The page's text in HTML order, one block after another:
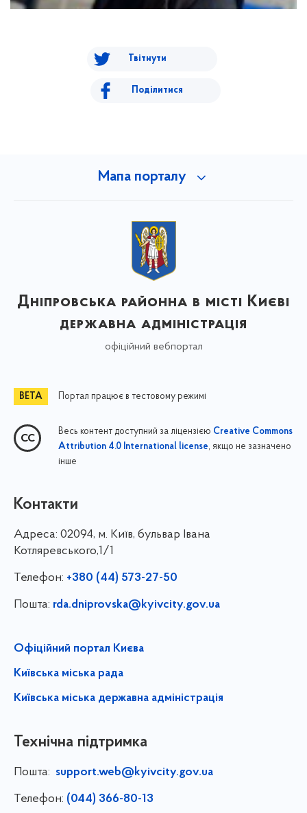
Твітнути
Поділитися
Мапа порталу
Дніпровська районна в місті Києві
державна адміністрація
офіційний вебпортал
Портал працює в тестовому режимі
Весь контент доступний за ліцензією Creative Commons
Attribution 4.0 International license, якщо не зазначено
інше
Контакти
Адреса: 02094, м. Київ, бульвар Івана
Котляревського,1/1
Телефон: +380 (44) 573-27-50
Пошта: rda.dniprovska@kyivcity.gov.ua
Офіційний портал Києва
Київська міська рада
Київська міська державна адміністрація
Технічна підтримка
Пошта: support.web@kyivcity.gov.ua
Телефон: (044) 366-80-13